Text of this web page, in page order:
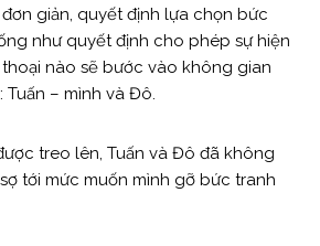
giản, quyết định lựa chọn bức
như quyết định cho phép sự hiện
nào sẽ bước vào không gian
– mình và Đô.
treo lên, Tuấn và Đô đã không
tới mức muốn mình gỡ bức tranh